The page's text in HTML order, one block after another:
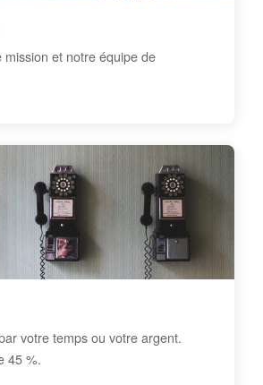
mission et notre équipe de
votre temps ou votre argent.
45 %.